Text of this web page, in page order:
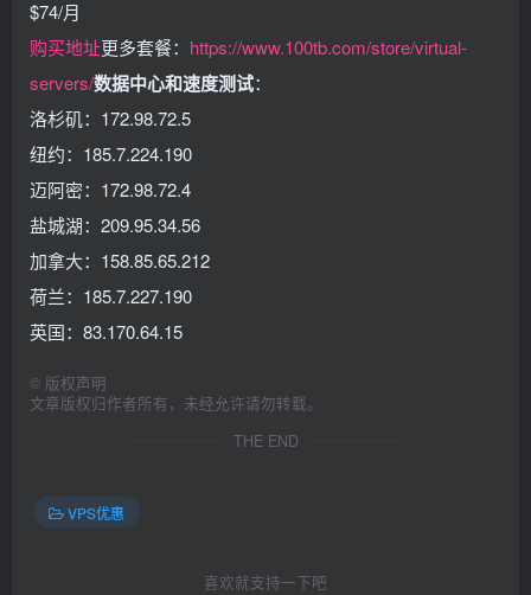
$74/月
购买地址更多套餐： https://www.100tb.com/store/virtual-
servers/数据中心和速度测试：
洛杉矶：172.98.72.5
纽约：185.7.224.190
迈阿密：172.98.72.4
盐城湖：209.95.34.56
加拿大：158.85.65.212
荷兰：185.7.227.190
英国：83.170.64.15
© 版权声明
文章版权归作者所有，未经允许请勿转载。
THE END
VPS优惠
喜欢就支持一下吧